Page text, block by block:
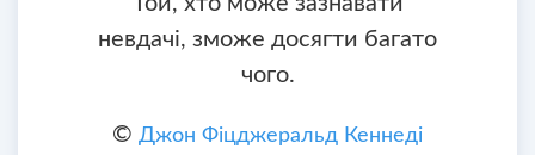
невдачі, зможе досягти багато
чого.
© Джон Фіцджеральд Кеннеді